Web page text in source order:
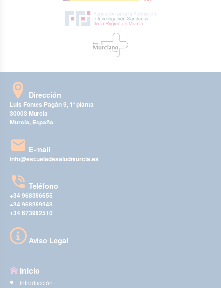
Dirección
Luis Fontes Pagán 9, 1ª planta
30003 Murcia
Murcia, España
E-mail
info@escueladesaludmurcia.es
Teléfono
+34 968356655 -
+34 968359348 -
+34 673992510
Aviso Legal
Inicio
Introducción